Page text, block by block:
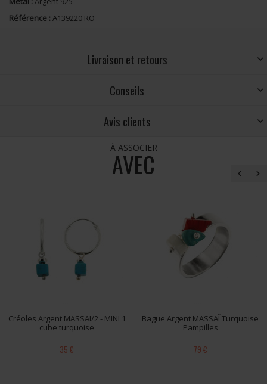
Référence : A139220 RO
Livraison et retours
Conseils
Avis clients
À ASSOCIER
AVEC
Créoles Argent MASSAI/2 - MINI 1
cube turquoise
35 €
Bague Argent MASSAÏ Turquoise
Pampilles
79 €